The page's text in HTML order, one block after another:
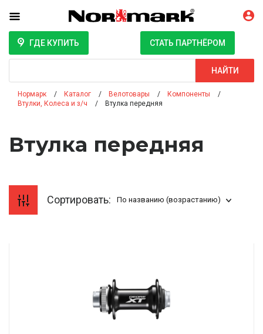
ГДЕ КУПИТЬ СТАТЬ ПАРТНЁРОМ
НАЙТИ
Нормарк Каталог Велотовары
Компоненты
Втулки, Колеса и з/ч
Втулка передняя
Втулка передняя
Сортировать: По названию (возрастанию)